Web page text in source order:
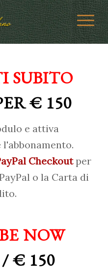
SUBITO
€ 150
e attiva
Checkoutper
o la Carta di
NOW
€ 150